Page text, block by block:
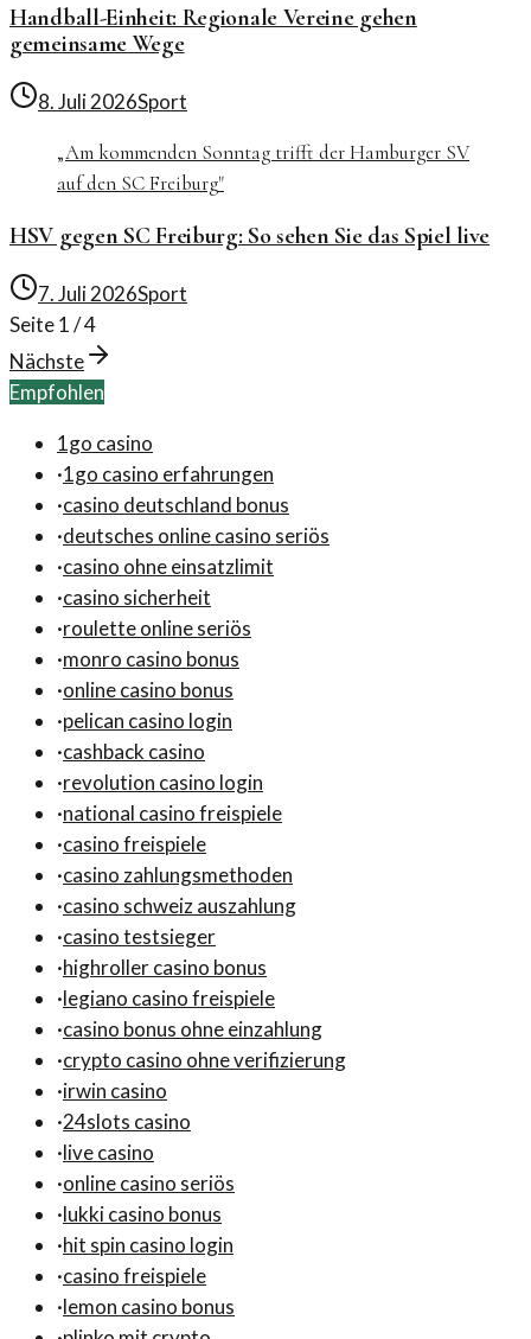
Handball-Einheit: Regionale Vereine gehen
gemeinsame Wege
8. Juli 2026Sport
„Am kommenden Sonntag trifft der Hamburger SV
auf den SC Freiburg"
HSV gegen SC Freiburg: So sehen Sie das Spiel live
7. Juli 2026Sport
Seite1/4
Nächste
Empfohlen
1go casino
·1go casino erfahrungen
·casino deutschland bonus
·deutsches online casino seriös
·casino ohne einsatzlimit
·casino sicherheit
·roulette online seriös
·monro casino bonus
·online casino bonus
·pelican casino login
·cashback casino
·revolution casino login
·national casino freispiele
·casino freispiele
·casino zahlungsmethoden
·casino schweiz auszahlung
·casino testsieger
·highroller casino bonus
·legiano casino freispiele
·casino bonus ohne einzahlung
·crypto casino ohne verifizierung
·irwin casino
·24slots casino
·live casino
·online casino seriös
·lukki casino bonus
·hit spin casino login
·casino freispiele
·lemon casino bonus